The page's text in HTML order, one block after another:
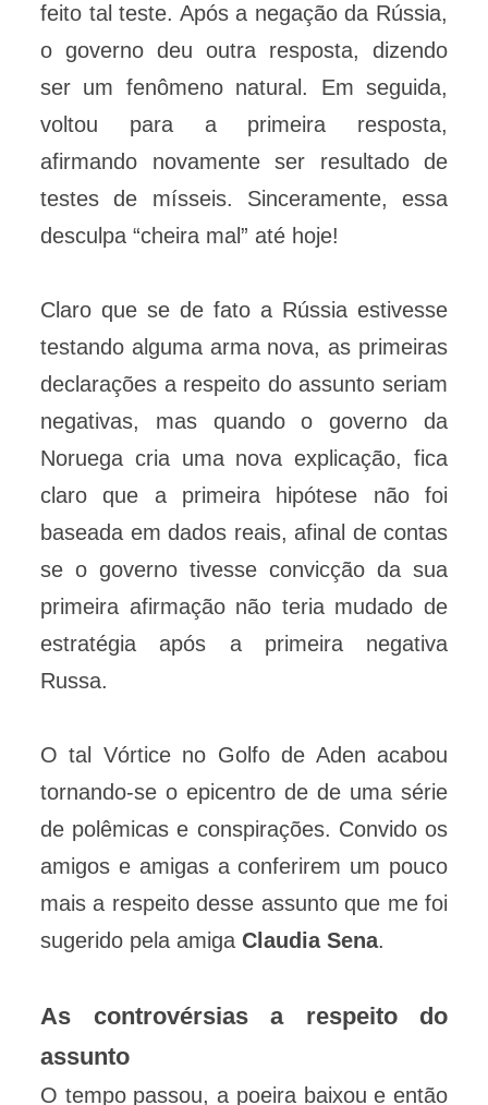
feito tal teste. Após a negação da Rússia,
o governo deu outra resposta, dizendo
ser um fenômeno natural. Em seguida,
voltou para a primeira resposta,
afirmando novamente ser resultado de
testes de mísseis. Sinceramente, essa
desculpa “cheira mal” até hoje!
Claro que se de fato a Rússia estivesse
testando alguma arma nova, as primeiras
declarações a respeito do assunto seriam
negativas, mas quando o governo da
Noruega cria uma nova explicação, fica
claro que a primeira hipótese não foi
baseada em dados reais, afinal de contas
se o governo tivesse convicção da sua
primeira afirmação não teria mudado de
estratégia após a primeira negativa
Russa.
O tal Vórtice no Golfo de Aden acabou
tornando-se o epicentro de de uma série
de polêmicas e conspirações. Convido os
amigos e amigas a conferirem um pouco
mais a respeito desse assunto que me foi
sugerido pela amiga Claudia Sena.
As controvérsias a respeito do
assunto
O tempo passou, a poeira baixou e então